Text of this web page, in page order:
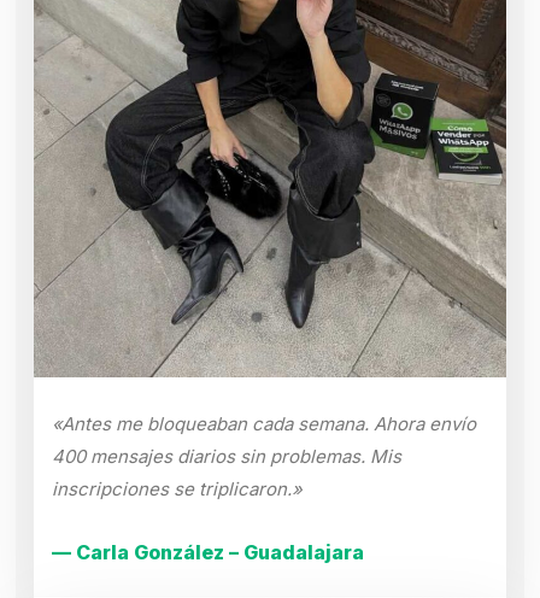
«Antes me bloqueaban cada semana. Ahora envío
400 mensajes diarios sin problemas. Mis
inscripciones se triplicaron.»
— Carla González – Guadalajara